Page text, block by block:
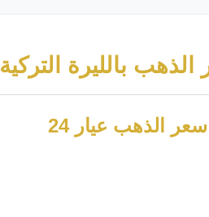
الذهب بالليرة التركية
سعر الذهب عيار 24